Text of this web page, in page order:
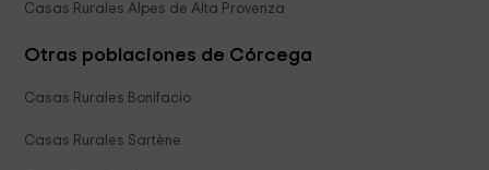
Casas Rurales Alpes de Alta Provenza
Otras poblaciones de Córcega
Casas Rurales Bonifacio
Casas Rurales Sartène